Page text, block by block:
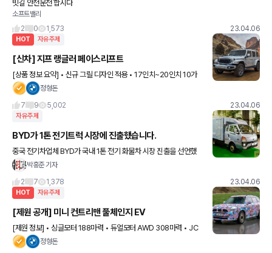
빗길 안전운전 합시다
소프트밸리
2
0 1,573 23.04.06
HOT 자유주제
[신차] 지프 랭글러 페이스리프트
[상품 정보 요약] • 신규 그릴 디자인 적용 • 17인치~20인치 10가
지 새로운 휠 옵션 제공 • 타이어 33~35인치까지 제공 • 오픈 에어
정형돈
7
9 5,002 23.04.06
자유주제
BYD가 1톤 전기트럭 시장에 진출했습니다.
중국 전기차업체 BYD가 국내 1톤 전기 화물차 시장 진출을 선언했
다. BYD 공식 수입원 GS글로벌은 6일 크레스트72에서 런칭 쇼케
박홍준 기자
2
7 1,378 23.04.06
HOT 자유주제
[제원 공개] 미니 컨트리맨 풀체인지 EV
[제원 정보] • 싱글모터 188마력 • 듀얼모터 AWD 308마력 • JC
W -> 내연기관 아닌 전기차로 출시 예정 • 배터리 용량 64.7kWh •
정형돈